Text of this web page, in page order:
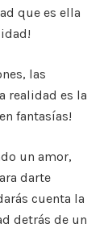
que es ella
las
realidad es la
fantasías!
un amor,
darte
cuenta la
detrás de un